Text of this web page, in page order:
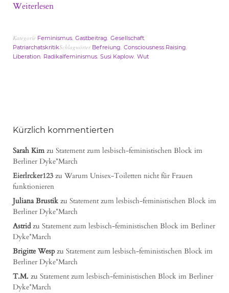
Weiterlesen
Kategorie Feminismus, Gastbeitrag, Gesellschaft,
PatriarchatskritikSchlagwörter Befreiung, Consciousness Raising,
Liberation, Radikalfeminismus, Susi Kaplow, Wut
Kürzlich kommentierten
Sarah Kimzu Statement zum lesbisch-feministischen Block im
Berliner Dyke*March
Eierlrcker123 zu Warum Unisex-Toiletten nicht für Frauen
funktionieren
Juliana Brustik zu Statement zum lesbisch-feministischen Block im
Berliner Dyke*March
Astridzu Statement zum lesbisch-feministischen Block im Berliner
Dyke*March
Brigitte Wespzu Statement zum lesbisch-feministischen Block im
Berliner Dyke*March
T.M. zu Statement zum lesbisch-feministischen Block im Berliner
Dyke*March